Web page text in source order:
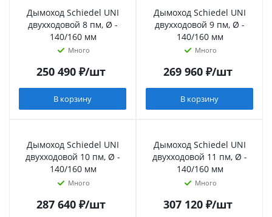
Дымоход Schiedel UNI
двухходовой 8 пм, Ø -
140/160 мм
Много
250 490₽/шт
В корзину
Дымоход Schiedel UNI
двухходовой 9 пм, Ø -
140/160 мм
Много
269 960₽/шт
В корзину
Дымоход Schiedel UNI
двухходовой 10 пм, Ø -
140/160 мм
Много
287 640₽/шт
Дымоход Schiedel UNI
двухходовой 11 пм, Ø -
140/160 мм
Много
307 120₽/шт